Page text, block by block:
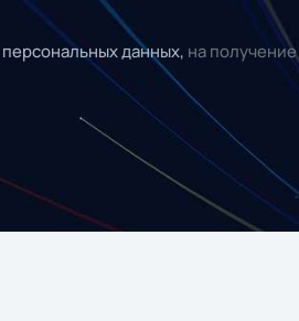
персональных данных, на получение